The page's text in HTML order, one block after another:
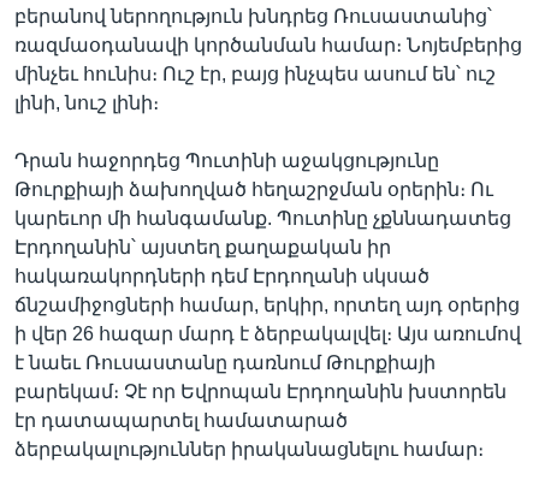
բերանով ներողություն խնդրեց Ռուսաստանից՝
ռազմաօդանավի կործանման համար։ Նոյեմբերից
մինչեւ հունիս։ Ուշ էր, բայց ինչպես ասում են՝ ուշ
լինի, նուշ լինի։
Դրան հաջորդեց Պուտինի աջակցությունը
Թուրքիայի ձախողված հեղաշրջման օրերին։ Ու
կարեւոր մի հանգամանք. Պուտինը չքննադատեց
Էրդողանին՝ այստեղ քաղաքական իր
հակառակորդների դեմ Էրդողանի սկսած
ճնշամիջոցների համար, երկիր, որտեղ այդ օրերից
ի վեր 26 հազար մարդ է ձերբակալվել։ Այս առումով
է նաեւ Ռուսաստանը դառնում Թուրքիայի
բարեկամ։ Չէ որ Եվրոպան Էրդողանին խստորեն
էր դատապարտել համատարած
ձերբակալություններ իրականացնելու համար։